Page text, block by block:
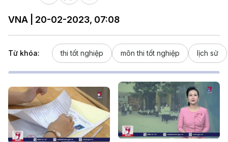
VNA | 20-02-2023, 07:08
Từ khóa: thi tốt nghiệp môn thi tốt nghiệp lịch sử